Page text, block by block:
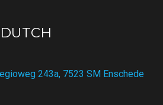
243a, 7523 SM Enschede